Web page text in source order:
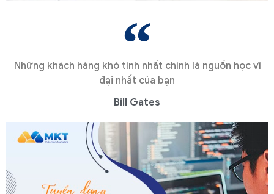
Những khách hàng khó tính nhất chính là nguồn học vĩ
đại nhất của bạn
Bill Gates